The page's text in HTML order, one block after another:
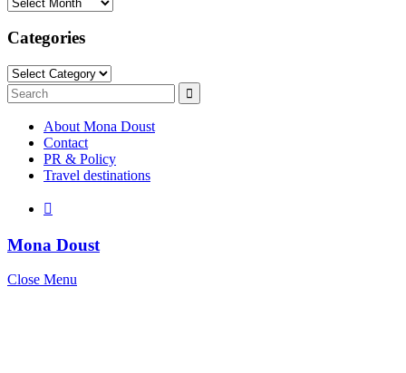
Categories
Categories
Search
for:
About Mona Doust
Contact
PR & Policy
Travel destinations
Mona Doust
Close Menu